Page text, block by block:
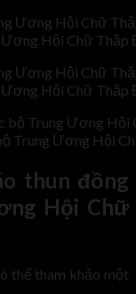
Ương Hội Chữ
Hội Chữ
Trung Ương Hội
thun đồng
Hội Chữ
thể tham khảo một